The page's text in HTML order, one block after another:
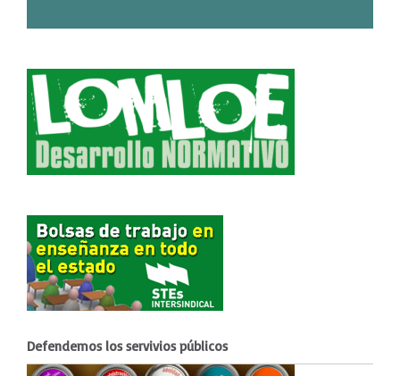
Defendemos los servivios públicos